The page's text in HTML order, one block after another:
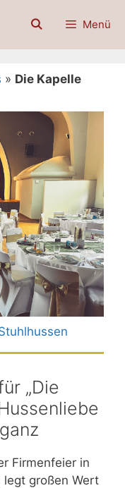
Menü
» Die Kapelle
„Die
Firmenfeier in
legt großen Wert